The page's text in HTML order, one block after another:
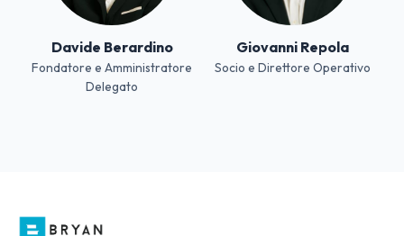
Davide Berardino
Fondatore e Amministratore
Delegato
Giovanni Repola
Socio e Direttore Operativo